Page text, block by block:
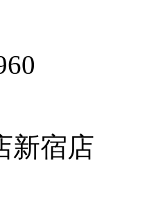
新宿店